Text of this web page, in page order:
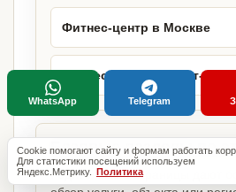
Фитнес-центр в Москве
Фитнес-центр в Санкт-
Базовые разделы по
Родительские страницы дают
Cookie помогают сайту и формам работать
Для статистики посещений используем
Яндекс.Метрику. Политика
WhatsApp Telegram